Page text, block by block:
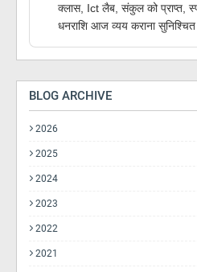
क्लास, Ict लैब, संकुल को प्राप्त,
धनराशि आज व्यय कराना
BLOG ARCHIVE
2026
2025
2024
2023
2022
2021